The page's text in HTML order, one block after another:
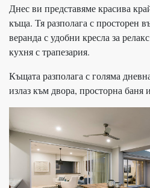
Днес ви представяме красива
къща. Тя разполага с просторен
веранда с удобни кресла за
кухня с трапезария.
Къщата разполага с голяма
излаз към двора, просторна баня